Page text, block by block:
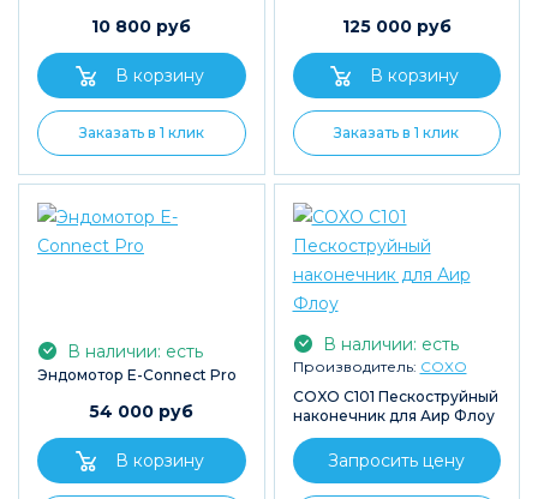
10 800 руб
Заказать в 1 клик
125 000 руб
Заказать в 1 клик
В наличии: есть
Эндомотор E-Connect Pro
54 000 руб
В наличии: есть
Производитель: COXO
COXO C101 Пескоструйный
наконечник для Аир Флоу
Запросить цену